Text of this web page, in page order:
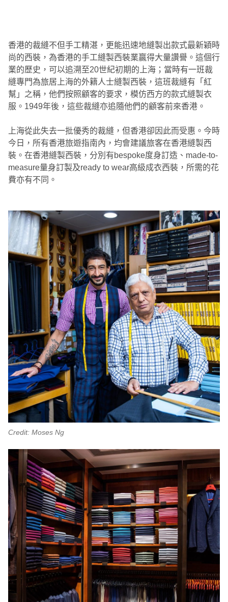
香港的裁縫不但手工精湛，更能迅速地縫製出款式最新穎時
尚的西裝，為香港的手工縫製西裝業贏得大量讚譽。這個行
業的歷史，可以追溯至20世紀初期的上海；當時有一班裁
縫專門為旅居上海的外籍人士縫製西裝，這班裁縫有「紅
幫」之稱，他們按照顧客的要求，模仿西方的款式縫製衣
服。1949年後，這些裁縫亦追隨他們的顧客前來香港。
上海從此失去一批優秀的裁縫，但香港卻因此而受惠。今時
今日，所有香港旅遊指南內，均會建議旅客在香港縫製西
裝。在香港縫製西裝，分別有bespoke度身訂造、made-to-
measure量身訂製及ready to wear高級成衣西裝，所需的花
費亦有不同。
Credit: Moses Ng